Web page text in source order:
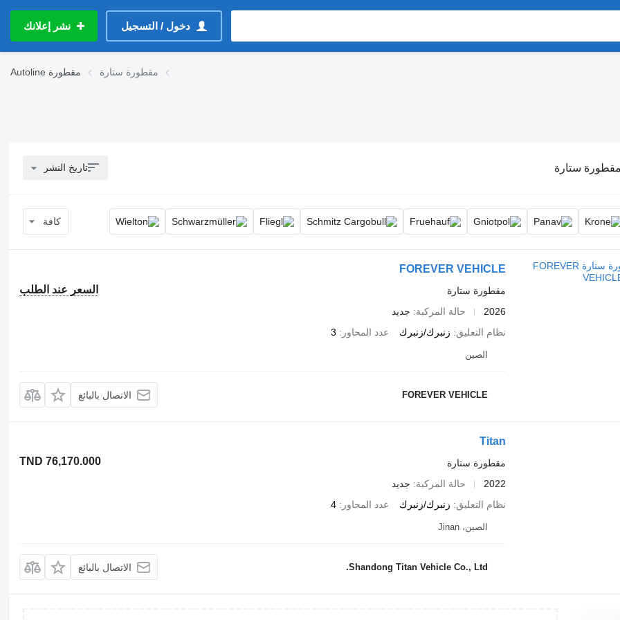
دخول / التسجيل نشر إعلانك
Autoline مقطورة مقطورة ستارة
مقطورة ستارة تاريخ النشر
كافة
FOREVER VEHICLE
السعر عند الطلب
مقطورة ستارة
2026
حالة المركبة
جديد
نظام التعليق
زنبرك/زنبرك عدد المحاور 3
الصين
FOREVER VEHICLE الاتصال بالبائع
Titan
TND 76,170.000
مقطورة ستارة
2022
حالة المركبة
جديد
نظام التعليق
زنبرك/زنبرك عدد المحاور 4
الصين، Jinan
Shandong Titan Vehicle Co., Ltd. الاتصال بالبائع